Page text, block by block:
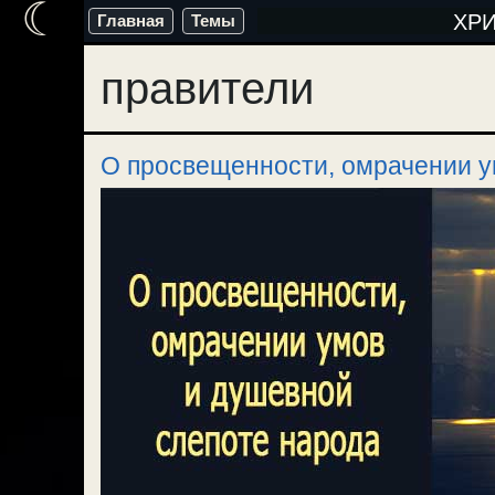
Перейти
содержимому
Главная Темы
правители
О просвещенности, омрачении
☾